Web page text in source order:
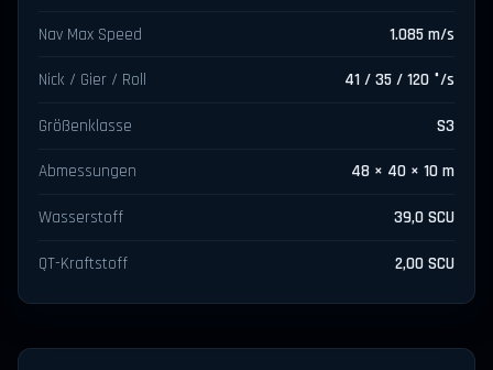
Nav Max Speed 1.085 m/s
Nick / Gier / Roll 41 / 35 / 120 °/s
Größenklasse S3
Abmessungen 48 × 40 × 10 m
Wasserstoff 39,0 SCU
QT-Kraftstoff 2,00 SCU